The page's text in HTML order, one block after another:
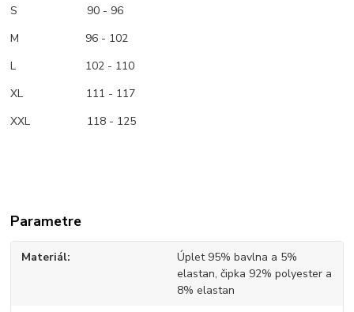
S 90 - 96
M
96 - 102
L 102 - 110
XL 111 - 117
XXL 118 - 125
Parametre
Materiál
Úplet 95% bavlna a 5%
elastan, čipka 92% polyester a
8% elastan